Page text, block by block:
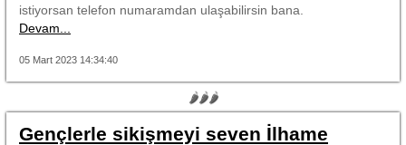
istiyorsan telefon numaramdan ulaşabilirsin bana.
Devam...
05 Mart 2023 14:34:40
🌶🌶🌶
Gençlerle sikişmeyi seven İlhame